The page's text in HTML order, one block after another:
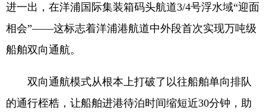
进一出，在洋浦国际集装箱码头航道3/4号浮水域“迎面
相会”——这标志着洋浦港航道中外段首次实现万吨级
船舶双向通航。
双向通航模式从根本上打破了以往船舶单向排队
的通行桎梏，让船舶进港待泊时间缩短近30分钟，助